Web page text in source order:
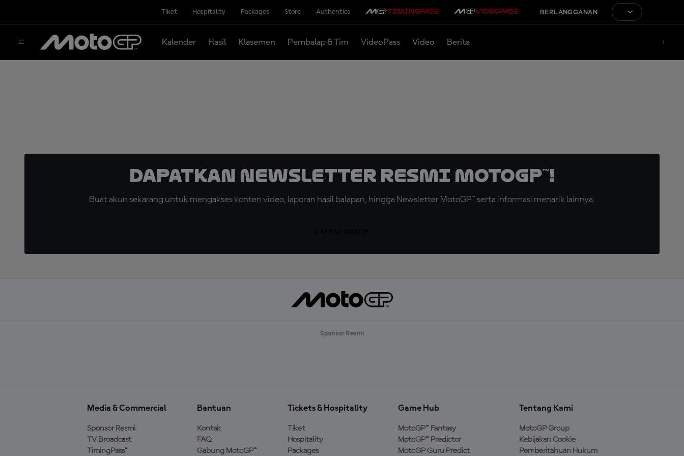
Tiket Hospitality Packages Store Authentics BERLANGGANAN
Kalender Hasil Klasemen Pembalap & Tim VideoPass Video Berita
Dapatkan Newsletter Resmi MotoGP™!
Buat akun sekarang untuk mengakses konten video, laporan hasil balapan, hingga Newsletter MotoGP™ serta informasi menarik lainnya.
Sponsor Resmi
Media & Commercial
Sponsor Resmi
TV Broadcast
TimingPass™
Bantuan
Kontak
FAQ
Gabung MotoGP™
Tickets & Hospitality
Tiket
Hospitality
Packages
Game Hub
MotoGP™ Fantasy
MotoGP™ Predictor
MotoGP Guru Predict
Tentang Kami
MotoGP Group
Kebijakan Cookie
Pemberitahuan Hukum